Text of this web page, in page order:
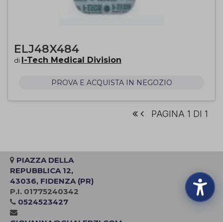
ELJ48X484
di I-Tech Medical Division
PROVA E ACQUISTA IN NEGOZIO
PAGINA 1 DI 1
PIAZZA DELLA
REPUBBLICA 12,
43036, FIDENZA (PR)
P.I. 01775240342
0524523427